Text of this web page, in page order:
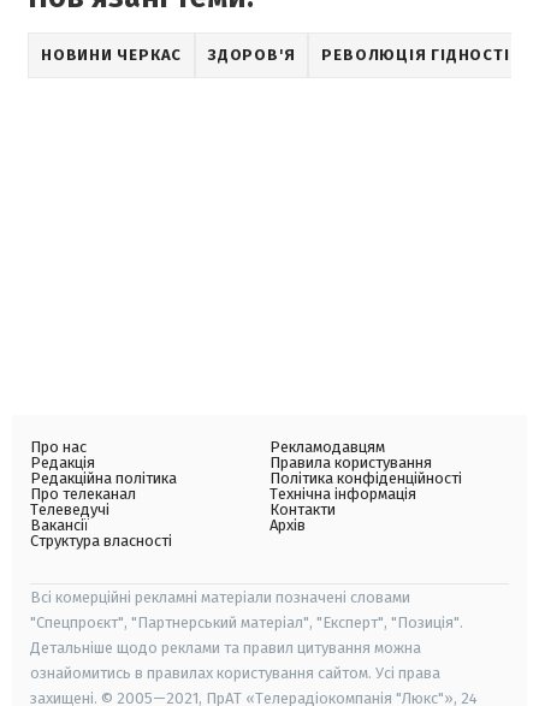
НОВИНИ ЧЕРКАС ЗДОРОВ'Я РЕВОЛЮЦІЯ ГІДНОСТІ
Про нас
Редакція
Редакційна політика
Про телеканал
Телеведучі
Вакансії
Структура власності
Рекламодавцям
Правила користування
Політика конфіденційності
Технічна інформація
Контакти
Архів
Всі комерційні рекламні матеріали позначені словами
"Спецпроєкт", "Партнерський матеріал", "Експерт", "Позиція".
Детальніше щодо реклами та правил цитування можна
ознайомитись в правилах користування сайтом. Усі права
захищені. © 2005—2021, ПрАТ «Телерадіокомпанія "Люкс"», 24